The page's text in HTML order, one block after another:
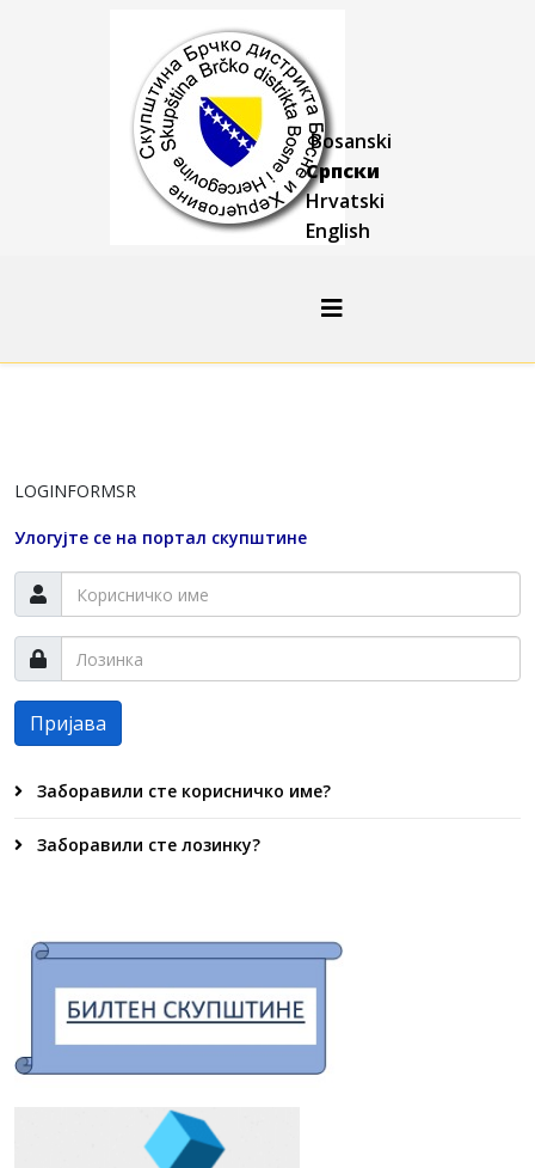
Bosanski
Српски
Hrvatski
English
LOGINFORMSR
Улогујте се на портал скупштине
Пријава
Заборавили сте корисничко име?
Заборавили сте лозинку?